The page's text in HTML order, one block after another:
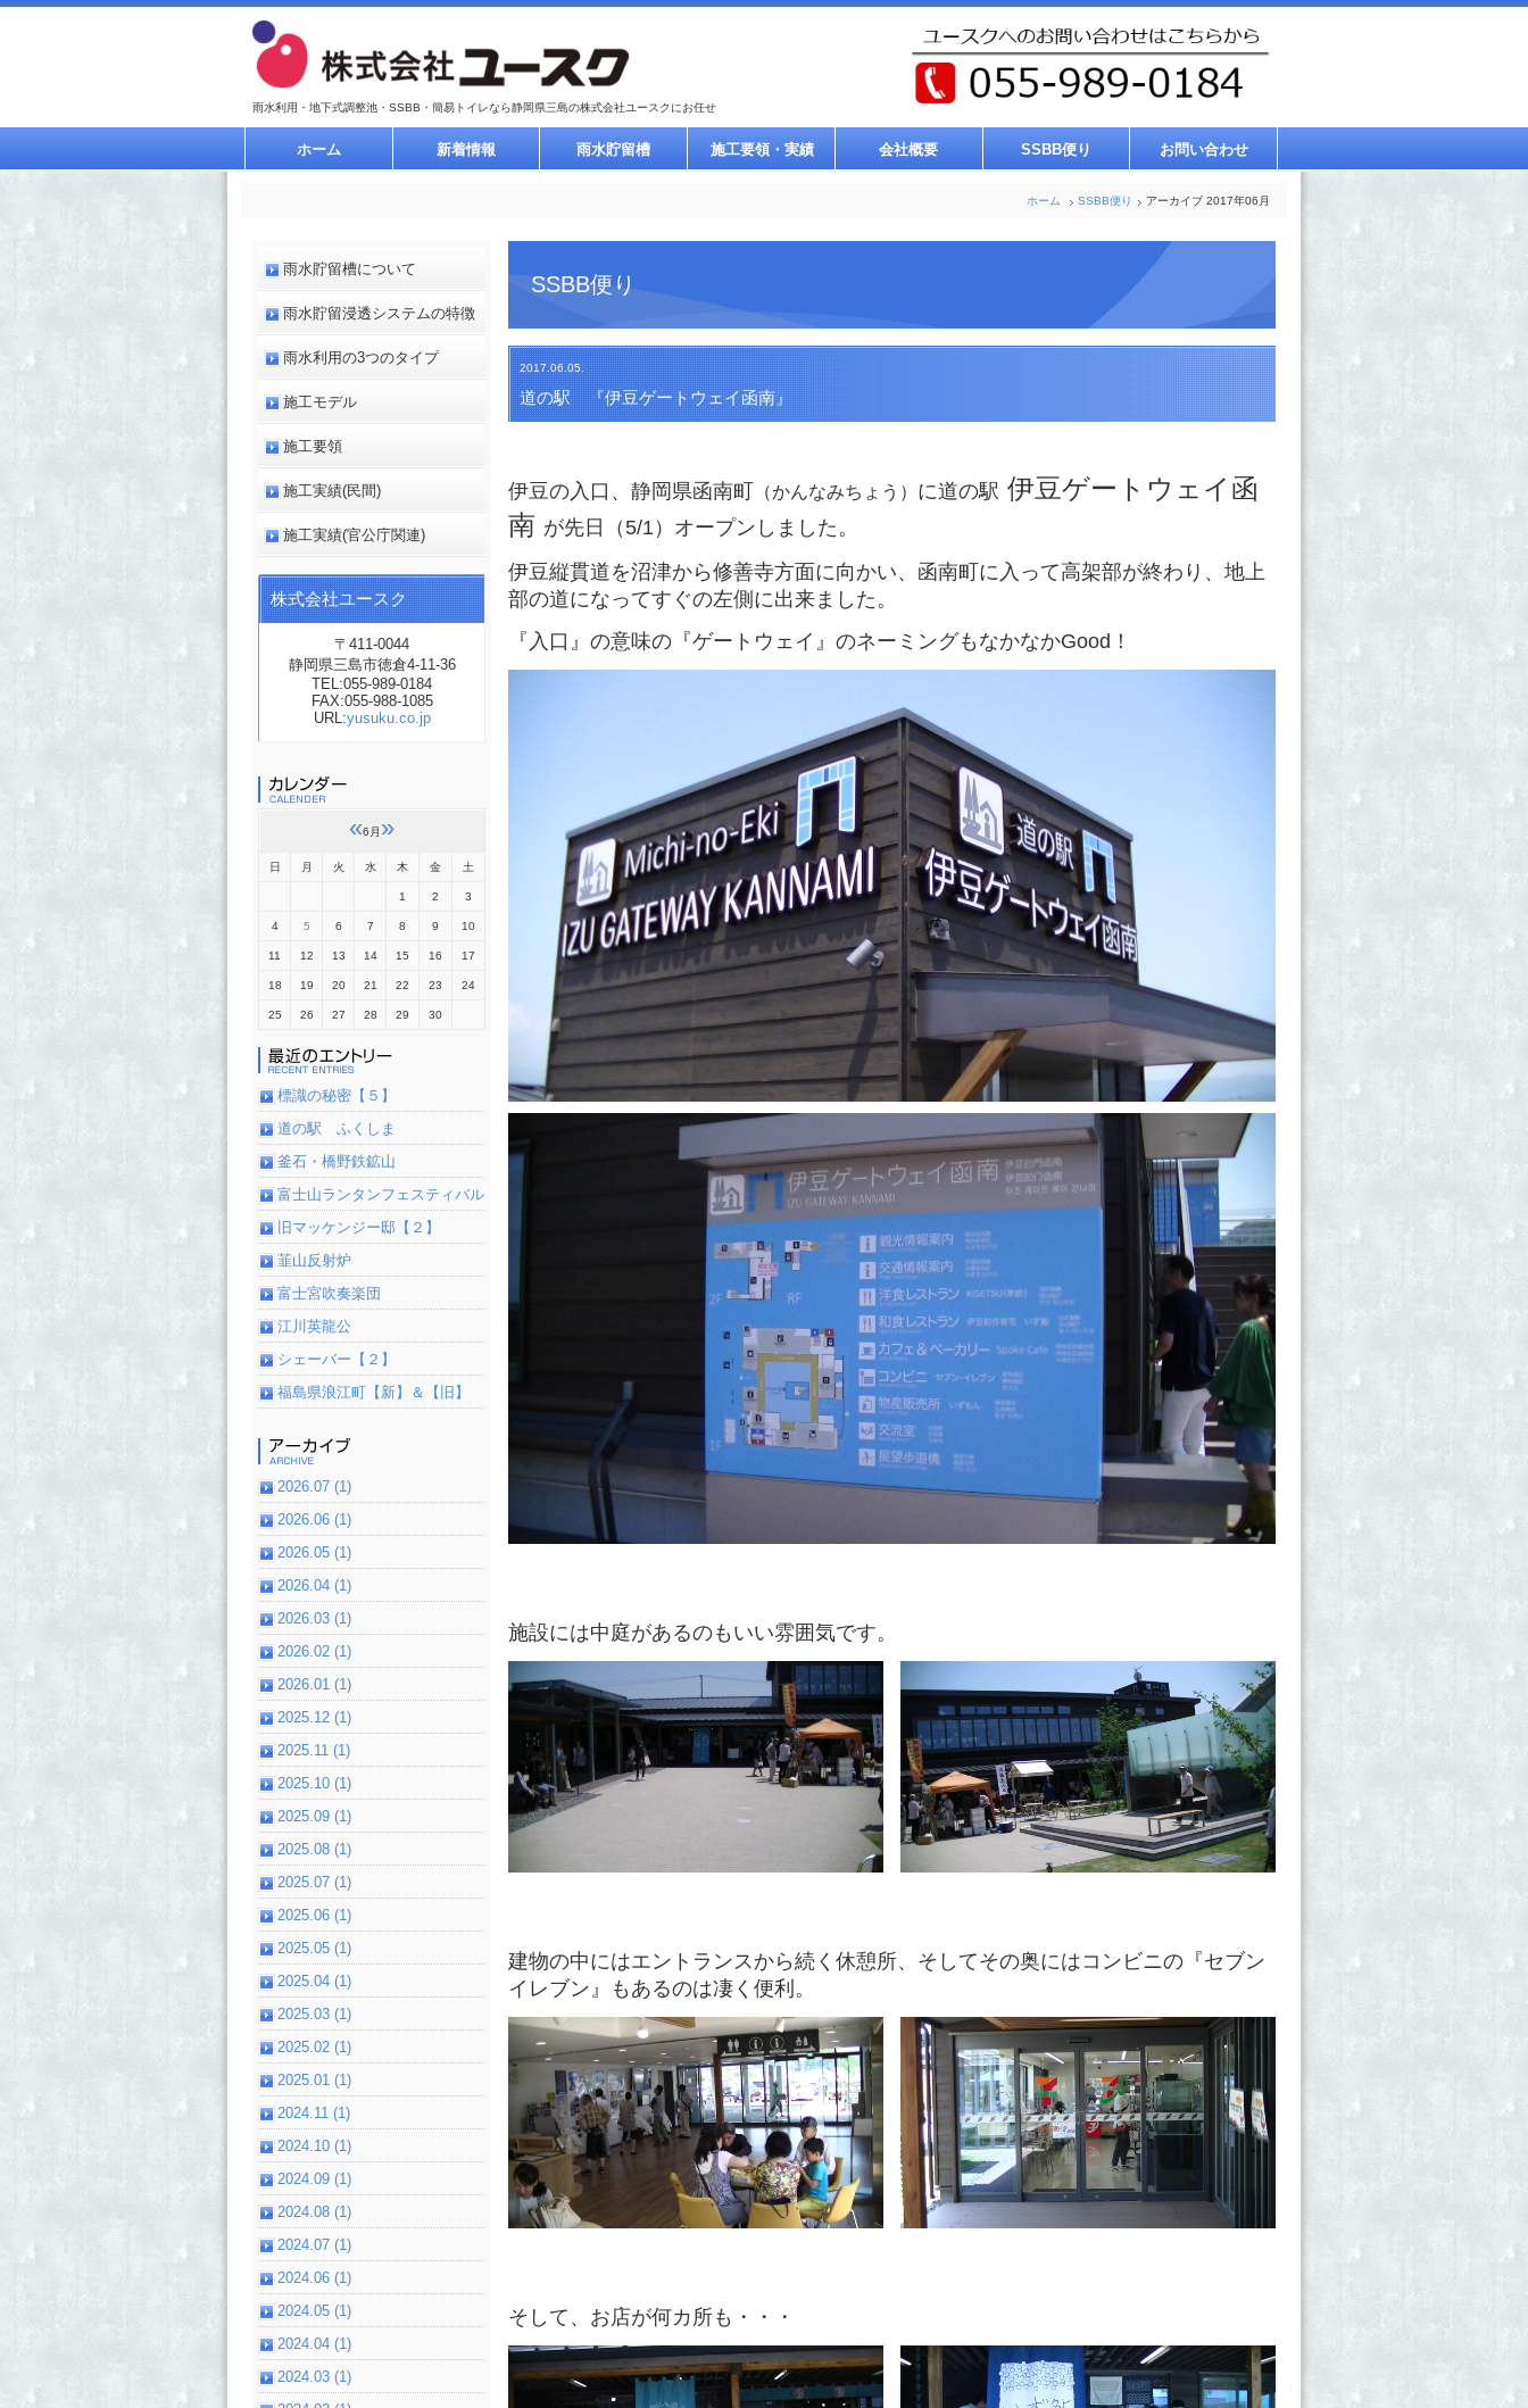
雨水利用・地下式調整池・SSBB・簡易トイレなら静岡県三島の株式会社ユースクにお任せ
ホーム 新着情報 雨水貯留槽 施工要領・実績 会社概要 SSBB便り お問い合わせ
ホーム SSBB便り アーカイブ 2017年06月
SSBB便り
2017.06.05.
道の駅 『伊豆ゲートウェイ函南』
伊豆の入口、静岡県函南町 （かんなみちょう） に道の駅 伊豆ゲートウェイ函
南 が先日（5/1）オープンしました。
伊豆縦貫道を沼津から修善寺方面に向かい、函南町に入って高架部が終わり、地上
部の道になってすぐの左側に出来ました。
『入口』の意味の『ゲートウェイ』のネーミングもなかなかGood！
施設には中庭があるのもいい雰囲気です。
建物の中にはエントランスから続く休憩所、そしてその奥にはコンビニの『セブン
イレブン』もあるのは凄く便利。
そして、お店が何カ所も・・・
雨水貯留槽について
雨水貯留浸透システムの特徴
雨水利用の3つのタイプ
施工モデル
施工要領
施工実績(民間)
施工実績(官公庁関連)
株式会社ユースク
〒411-0044
静岡県三島市徳倉4-11-36
TEL:055-989-0184
FAX:055-988-1085
URL:yusuku.co.jp
«6月 »
日 月 火 水 木 金 土
1 2 3
4 5 6 7 8 9 10
11 12 13 14 15 16 17
18 19 20 21 22 23 24
25 26 27 28 29 30
標識の秘密【５】
道の駅 ふくしま
釜石・橋野鉄鉱山
富士山ランタンフェスティバル
旧マッケンジー邸【２】
韮山反射炉
富士宮吹奏楽団
江川英龍公
シェーバー【２】
福島県浪江町【新】＆【旧】
2026.07 (1)
2026.06 (1)
2026.05 (1)
2026.04 (1)
2026.03 (1)
2026.02 (1)
2026.01 (1)
2025.12 (1)
2025.11 (1)
2025.10 (1)
2025.09 (1)
2025.08 (1)
2025.07 (1)
2025.06 (1)
2025.05 (1)
2025.04 (1)
2025.03 (1)
2025.02 (1)
2025.01 (1)
2024.11 (1)
2024.10 (1)
2024.09 (1)
2024.08 (1)
2024.07 (1)
2024.06 (1)
2024.05 (1)
2024.04 (1)
2024.03 (1)